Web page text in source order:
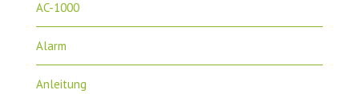
AC-1000
Alarm
Anleitung